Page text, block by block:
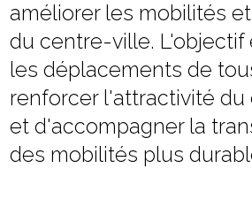
améliorer les mobilités
du centre-ville. L'objectif
les déplacements de
renforcer l'attractivité
et d'accompagner la
des mobilités plus